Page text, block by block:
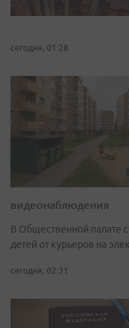
сегодня, 01:28
видеонаблюдения
В Общественной палате
детей от курьеров на
сегодня, 02:31